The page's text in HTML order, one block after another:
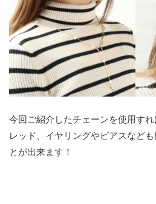
今回ご紹介したチェーンを使用す
レッド、イヤリングやピアスなど
とが出来ます！